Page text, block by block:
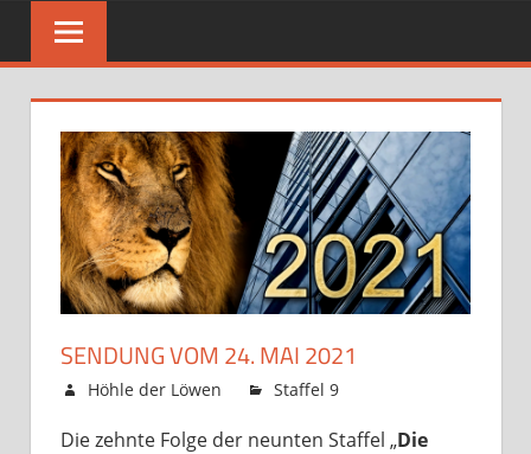
SENDUNG VOM 24. MAI 2021
19. Mai 2021
Höhle der Löwen Staffel 9
Die zehnte Folge der neunten Staffel „Die